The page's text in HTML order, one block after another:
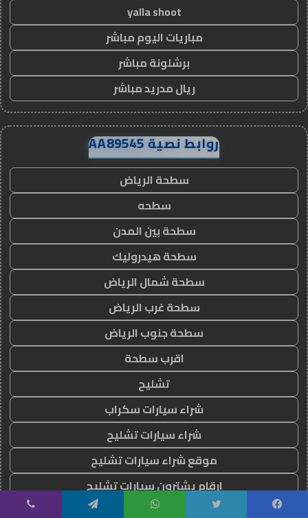
yalla shoot
مباريات اليوم مباشر
برشلونة مباشر
ريال مدريد مباشر
روابط نصية AA89545
سطحة الرياض
سطحه
سطحة بين المدن
سطحة هيدروليك
سطحة شمال الرياض
سطحة غرب الرياض
سطحة جنوب الرياض
اقرب سطحة
تشليح
شراء سيارات سكراب
شراء سيارات تشليح
موقع شراء سيارات تشليح
ارقام يشترون سيارات تشليح
شراء سيارات مصدومة